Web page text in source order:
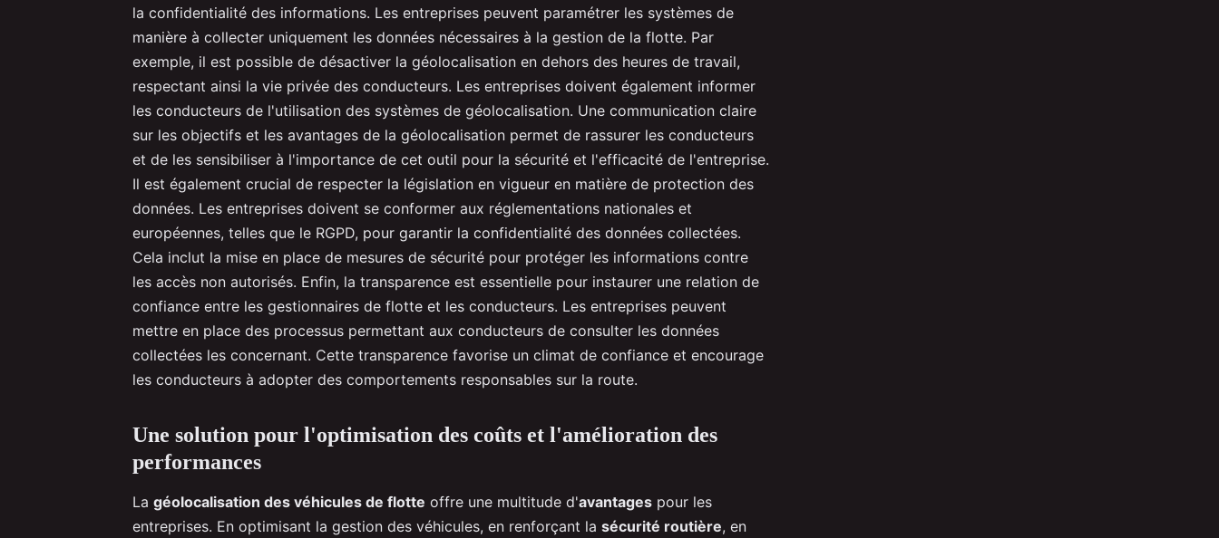
la confidentialité des informations. Les entreprises peuvent paramétrer les systèmes de
manière à collecter uniquement les données nécessaires à la gestion de la flotte. Par
exemple, il est possible de désactiver la géolocalisation en dehors des heures de travail,
respectant ainsi la vie privée des conducteurs. Les entreprises doivent également informer
les conducteurs de l'utilisation des systèmes de géolocalisation. Une communication claire
sur les objectifs et les avantages de la géolocalisation permet de rassurer les conducteurs
et de les sensibiliser à l'importance de cet outil pour la sécurité et l'efficacité de l'entreprise.
Il est également crucial de respecter la législation en vigueur en matière de protection des
données. Les entreprises doivent se conformer aux réglementations nationales et
européennes, telles que le RGPD, pour garantir la confidentialité des données collectées.
Cela inclut la mise en place de mesures de sécurité pour protéger les informations contre
les accès non autorisés. Enfin, la transparence est essentielle pour instaurer une relation de
confiance entre les gestionnaires de flotte et les conducteurs. Les entreprises peuvent
mettre en place des processus permettant aux conducteurs de consulter les données
collectées les concernant. Cette transparence favorise un climat de confiance et encourage
les conducteurs à adopter des comportements responsables sur la route.
Une solution pour l'optimisation des coûts et l'amélioration des
performances
La géolocalisation des véhicules de flotte offre une multitude d'avantages pour les
entreprises. En optimisant la gestion des véhicules, en renforçant la sécurité routière, en